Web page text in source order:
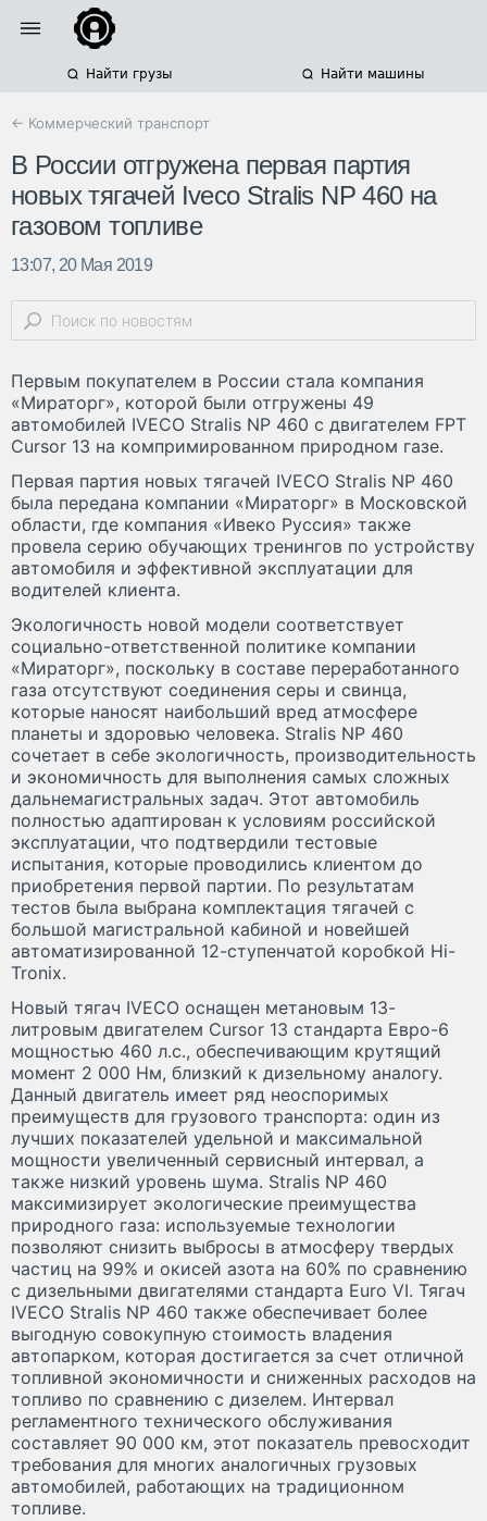
Найти грузы Найти машины
← Коммерческий транспорт
В России отгружена первая партия
новых тягачей Iveco Stralis NP 460 на
газовом топливе
13:07, 20 Мая 2019
Первым покупателем в России стала компания
«Мираторг», которой были отгружены 49
автомобилей IVECO Stralis NP 460 с двигателем FPT
Cursor 13 на компримированном природном газе.
Первая партия новых тягачей IVECO Stralis NP 460
была передана компании «Мираторг» в Московской
области, где компания «Ивеко Руссия» также
провела серию обучающих тренингов по устройству
автомобиля и эффективной эксплуатации для
водителей клиента.
Экологичность новой модели соответствует
социально-ответственной политике компании
«Мираторг», поскольку в составе переработанного
газа отсутствуют соединения серы и свинца,
которые наносят наибольший вред атмосфере
планеты и здоровью человека. Stralis NP 460
сочетает в себе экологичность, производительность
и экономичность для выполнения самых сложных
дальнемагистральных задач. Этот автомобиль
полностью адаптирован к условиям российской
эксплуатации, что подтвердили тестовые
испытания, которые проводились клиентом до
приобретения первой партии. По результатам
тестов была выбрана комплектация тягачей с
большой магистральной кабиной и новейшей
автоматизированной 12-ступенчатой коробкой Hi-
Tronix.
Новый тягач IVECO оснащен метановым 13-
литровым двигателем Cursor 13 стандарта Евро-6
мощностью 460 л.с., обеспечивающим крутящий
момент 2 000 Нм, близкий к дизельному аналогу.
Данный двигатель имеет ряд неоспоримых
преимуществ для грузового транспорта: один из
лучших показателей удельной и максимальной
мощности увеличенный сервисный интервал, а
также низкий уровень шума. Stralis NP 460
максимизирует экологические преимущества
природного газа: используемые технологии
позволяют снизить выбросы в атмосферу твердых
частиц на 99% и окисей азота на 60% по сравнению
с дизельными двигателями стандарта Euro VI. Тягач
IVECO Stralis NP 460 также обеспечивает более
выгодную совокупную стоимость владения
автопарком, которая достигается за счет отличной
топливной экономичности и сниженных расходов на
топливо по сравнению с дизелем. Интервал
регламентного технического обслуживания
составляет 90 000 км, этот показатель превосходит
требования для многих аналогичных грузовых
автомобилей, работающих на традиционном
топливе.